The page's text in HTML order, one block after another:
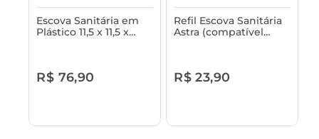
Escova Sanitária em
Plástico 11,5 x 11,5 x
R$ 76,90
Refil Escova Sanitária
Astra (compatível
R$ 23,90